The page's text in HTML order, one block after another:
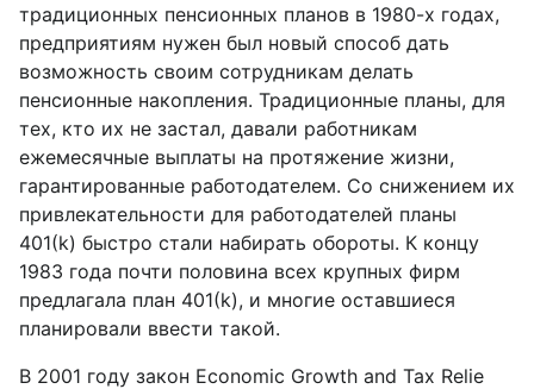
традиционных пенсионных планов в 1980-х годах,
предприятиям нужен был новый способ дать
возможность своим сотрудникам делать
пенсионные накопления. Традиционные планы, для
тех, кто их не застал, давали работникам
ежемесячные выплаты на протяжение жизни,
гарантированные работодателем. Со снижением их
привлекательности для работодателей планы
401(k) быстро стали набирать обороты. К концу
1983 года почти половина всех крупных фирм
предлагала план 401(k), и многие оставшиеся
планировали ввести такой.
В 2001 году закон Economic Growth and Tax Relie